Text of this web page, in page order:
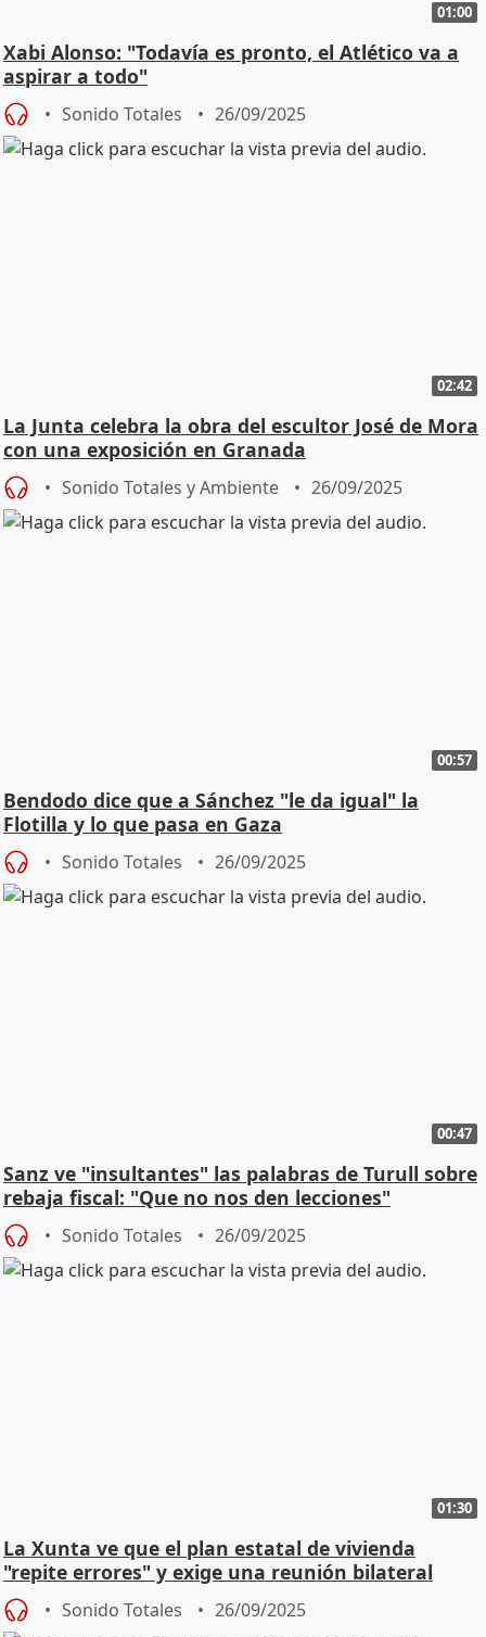
01:00
Xabi Alonso: "Todavía es pronto, el Atlético va a
aspirar a todo"
Sonido Totales 26/09/2025
02:42
La Junta celebra la obra del escultor José de Mora
con una exposición en Granada
Sonido Totales y Ambiente 26/09/2025
00:57
Bendodo dice que a Sánchez "le da igual" la
Flotilla y lo que pasa en Gaza
Sonido Totales 26/09/2025
00:47
Sanz ve "insultantes" las palabras de Turull sobre
rebaja fiscal: "Que no nos den lecciones"
Sonido Totales 26/09/2025
01:30
La Xunta ve que el plan estatal de vivienda
"repite errores" y exige una reunión bilateral
Sonido Totales 26/09/2025